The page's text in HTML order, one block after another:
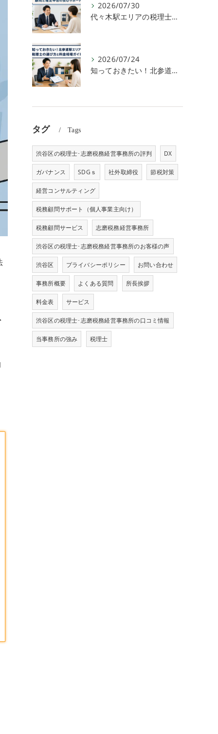
2026/07/30
代々木駅エリアの税理士へ相談！顧問と確定申告の安心サポート
2026/07/24
知っておきたい！北参道駅エリアの税理士の選び方と料金相場ガイド
タグ Tags
渋谷区の税理士･志磨税務経営事務所の評判 DX
ガバナンス SDGｓ 社外取締役 節税対策
経営コンサルティング
税務顧問サポート（個人事業主向け）
税務顧問サービス 志磨税務経営事務所
渋谷区の税理士･志磨税務経営事務所のお客様の声
渋谷区 プライバシーポリシー お問い合わせ
事務所概要 よくある質問 所長挨拶
料金表 サービス
渋谷区の税理士･志磨税務経営事務所の口コミ情報
当事務所の強み 税理士